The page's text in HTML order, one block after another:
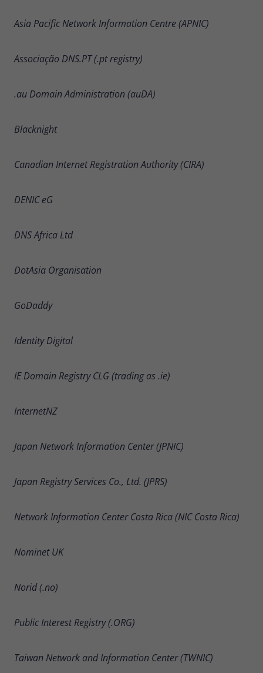
Asia Pacific Network Information Centre (APNIC)
Associação DNS.PT (.pt registry)
.au Domain Administration (auDA)
Blacknight
Canadian Internet Registration Authority (CIRA)
DENIC eG
DNS Africa Ltd
DotAsia Organisation
GoDaddy
Identity Digital
IE Domain Registry CLG (trading as .ie)
InternetNZ
Japan Network Information Center (JPNIC)
Japan Registry Services Co., Ltd. (JPRS)
Network Information Center Costa Rica (NIC Costa Rica)
Nominet UK
Norid (.no)
Public Interest Registry (.ORG)
Taiwan Network and Information Center (TWNIC)